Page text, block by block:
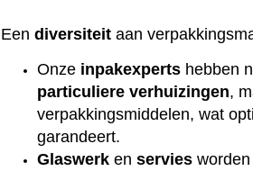
Eendiversiteit aan
Onze inpakexperts hebben
particuliere verhuizingen,
verpakkingsmiddelen, wat
garandeert.
Glaswerk enservies